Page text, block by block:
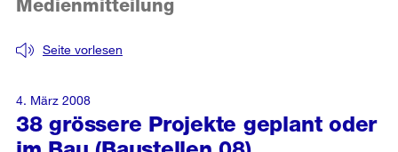
38 grössere Projekte geplant oder
Seite vorlesen
Medienmitteilung
4. März 2008